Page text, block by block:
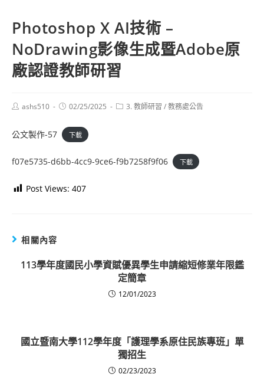
Photoshop X AI技術 –
NoDrawing影像生成暨Adobe原
廠認證教師研習
Postashs510
Post02/25/2025
Post3. 教師研習 /教務處公告
公文製作-57 下載
f07e5735-d6bb-4cc9-9ce6-f9b7258f9f06 下載
Post Views: 407
相關內容
113學年度國民小學資賦優異學生申請縮短修業年限鑑
定簡章
12/01/2023
國立暨南大學112學年度「護理學系原住民族專班」單
獨招生
02/23/2023